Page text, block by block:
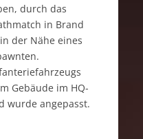
durch das
in Brand
der Nähe eines
Gebäude im HQ-
wurde angepasst.